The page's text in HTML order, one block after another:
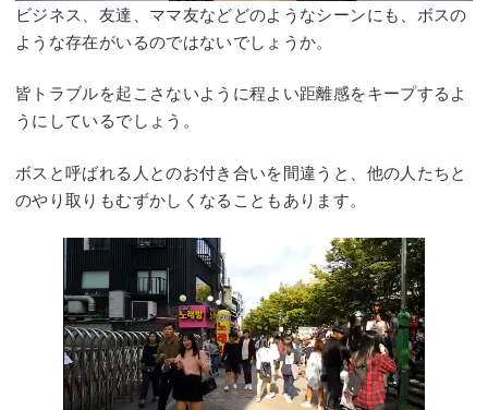
ビジネス、友達、ママ友などどのようなシーンにも、ボスの
ような存在がいるのではないでしょうか。
皆トラブルを起こさないように程よい距離感をキープするよ
うにしているでしょう。
ボスと呼ばれる人とのお付き合いを間違うと、他の人たちと
のやり取りもむずかしくなることもあります。